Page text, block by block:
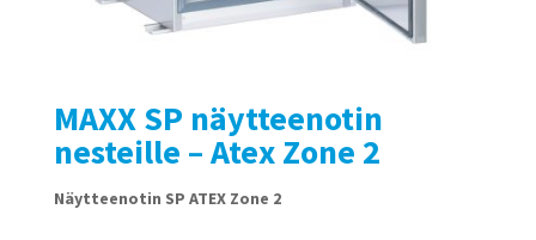
MAXX SP näytteenotin
nesteille – Atex Zone 2
Näytteenotin SP ATEX Zone 2